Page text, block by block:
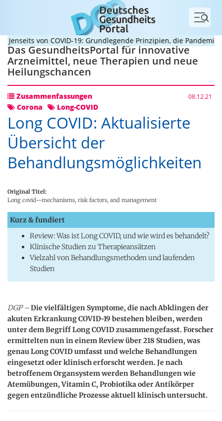
Menü
von COVID-19: Grundlegende Prinzipien, die Pandemien
Das GesundheitsPortal für innovative
Arzneimittel, neue Therapien und neue
Heilungschancen
Zusammenfassungen 08.12.21
Corona Long-COVID
Long COVID: Aktualisierte
Übersicht der
Behandlungsmöglichkeiten
Original Titel:
Long covid—mechanisms, risk factors, and management
Kurz & fundiert
Review: Was ist Long COVID, und wie wird es behandelt?
Klinische Studien zu Therapieansätzen
Vielzahl von Behandlungsmethoden und laufenden
Studien
DGP –Die vielfältigen Symptome, die nach Abklingen der
akuten Erkrankung COVID-19 bestehen bleiben, werden
unter dem Begriff Long COVID zusammengefasst. Forscher
ermittelten nun in einem Review über 218 Studien, was
genau Long COVID umfasst und welche Behandlungen
eingesetzt oder klinisch erforscht werden. Je nach
betroffenem Organsystem werden Behandlungen wie
Atemübungen, Vitamin C, Probiotika oder Antikörper
gegen entzündliche Prozesse aktuell klinisch untersucht.